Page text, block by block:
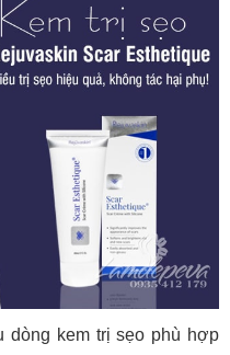
dòng kem trị sẹo phù hợp